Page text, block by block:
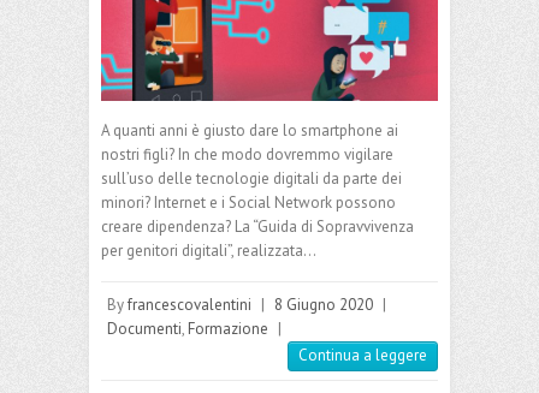
A quanti anni è giusto dare lo smartphone ai
nostri figli? In che modo dovremmo vigilare
sull’uso delle tecnologie digitali da parte dei
minori? Internet e i Social Network possono
creare dipendenza? La “Guida di Sopravvivenza
per genitori digitali”, realizzata…
Byfrancescovalentini | 8 Giugno 2020 |
Documenti, Formazione |
Continua a leggere